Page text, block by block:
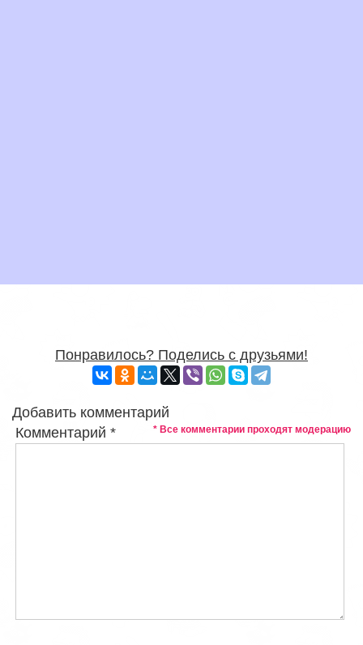
Понравилось? Поделись с друзьями!
Добавить комментарий
* Все комментарии проходят модерацию
Комментарий*